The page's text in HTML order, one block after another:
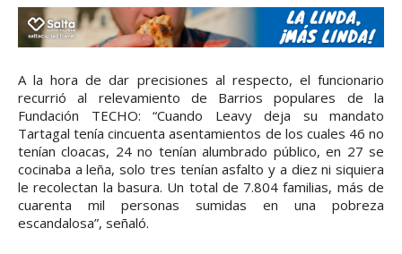
A la hora de dar precisiones al respecto, el funcionario
recurrió al relevamiento de Barrios populares de la
Fundación TECHO: “Cuando Leavy deja su mandato
Tartagal tenía cincuenta asentamientos de los cuales 46 no
tenían cloacas, 24 no tenían alumbrado público, en 27 se
cocinaba a leña, solo tres tenían asfalto y a diez ni siquiera
le recolectan la basura. Un total de 7.804 familias, más de
cuarenta mil personas sumidas en una pobreza
escandalosa”, señaló.